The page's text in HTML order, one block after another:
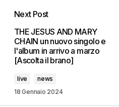
Next Post
THE JESUS AND MARY
CHAIN un nuovo singolo e
l'album in arrivo a marzo
[Ascolta il brano]
live
news
18 Gennaio 2024